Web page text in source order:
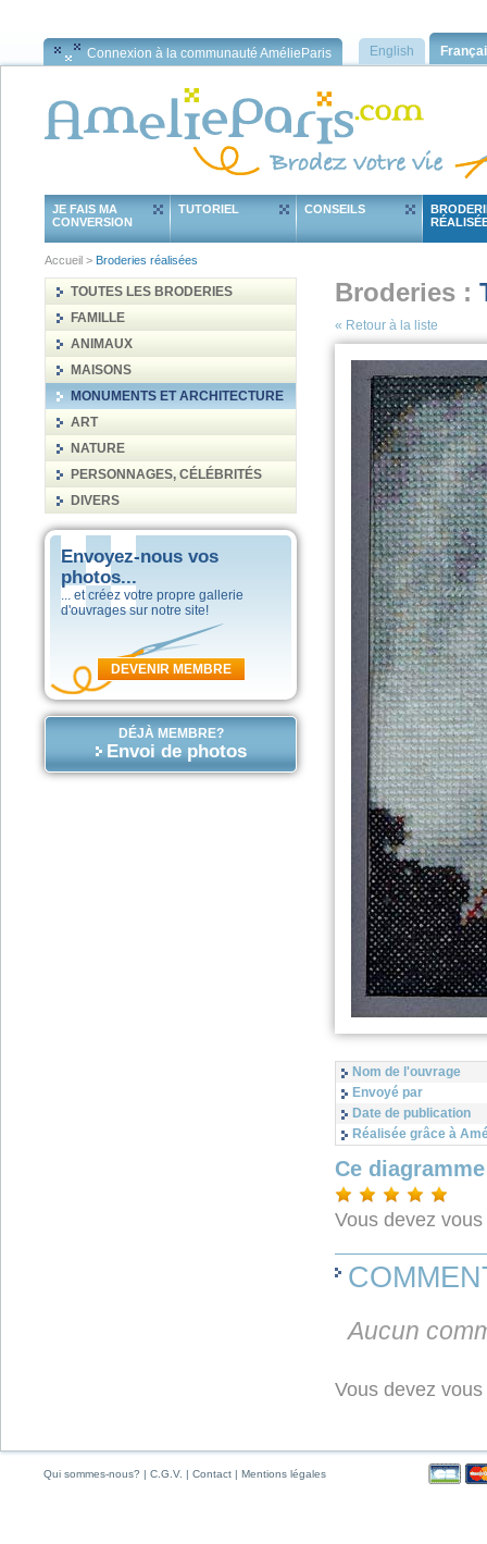
Connexion à la communauté AmélieParis English
JE FAIS MA
CONVERSION
TUTORIEL CONSEILS
Accueil > Broderies réalisées
TOUTES LES BRODERIES
FAMILLE
ANIMAUX
MAISONS
MONUMENTS ET ARCHITECTURE
ART
NATURE
PERSONNAGES, CÉLÉBRITÉS
DIVERS
Envoyez-nous vos
photos...
... et créez votre propre gallerie
d'ouvrages sur notre site!
DEVENIR MEMBRE
DÉJÀ MEMBRE?
Envoi de photos
Broderies :
« Retour à la liste
Nom de l'ouvrage
Envoyé par
Date de publication
Réalisée grâce à
Ce
Vous devez vous
Aucun
Vous devez vous
Qui sommes-nous? | C.G.V. | Contact | Mentions légales